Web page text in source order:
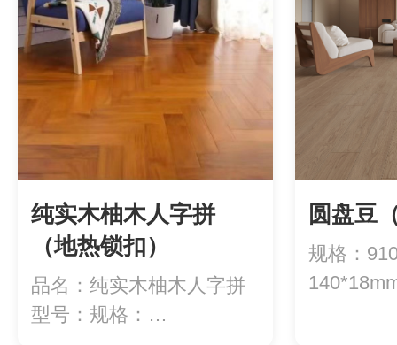
纯实木柚木人字拼
（地热锁扣）
品名：纯实木柚木人字拼
型号：规格：
圆盘豆
规格：